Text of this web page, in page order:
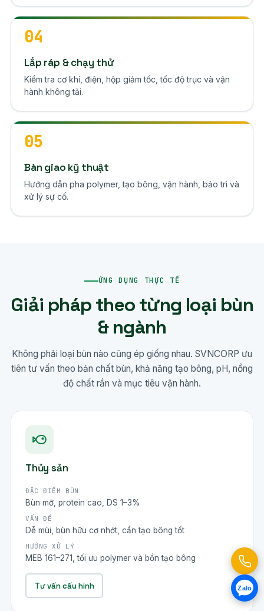
04
Lắp ráp & chạy thử
Kiểm tra cơ khí, điện, hộp giảm tốc, tốc độ trục và vận
hành không tải.
05
Bàn giao kỹ thuật
Hướng dẫn pha polymer, tạo bông, vận hành, bảo trì và
xử lý sự cố.
ỨNG DỤNG THỰC TẾ
Giải pháp theo từng loại bùn
& ngành
Không phải loại bùn nào cũng ép giống nhau. SVNCORP ưu
tiên tư vấn theo bản chất bùn, khả năng tạo bông, pH, nồng
độ chất rắn và mục tiêu vận hành.
Thủy sản
ĐẶC ĐIỂM BÙN
Bùn mỡ, protein cao, DS 1–3%
VẤN ĐỀ
Dễ mùi, bùn hữu cơ nhớt, cần tạo bông tốt
HƯỚNG XỬ LÝ
MEB 161–271, tối ưu polymer và bồn tạo bông
Tư vấn cấu hình Zalo